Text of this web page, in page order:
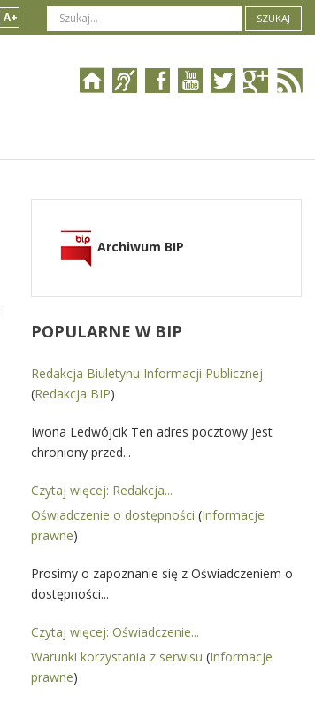
A+ SZUKAJ
Archiwum BIP
POPULARNE W BIP
Redakcja Biuletynu Informacji Publicznej
(Redakcja BIP)
Iwona Ledwójcik Ten adres pocztowy jest
chroniony przed...
Czytaj więcej: Redakcja...
Oświadczenie o dostępności (Informacje
prawne)
Prosimy o zapoznanie się z Oświadczeniem o
dostępności...
Czytaj więcej: Oświadczenie...
Warunki korzystania z serwisu (Informacje
prawne)